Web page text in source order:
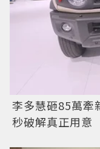
李多慧砸85萬
秒破解真正用意